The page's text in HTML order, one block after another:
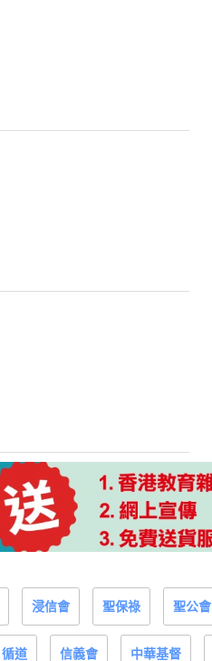
浸信會 聖保祿 聖公會
循道 信義會 中華基督